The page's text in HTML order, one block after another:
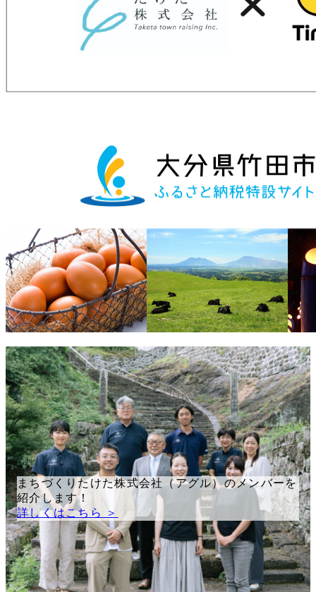
まちづくりたけた株式会社（アグル）のメンバーを
紹介します！
詳しくはこちら ＞